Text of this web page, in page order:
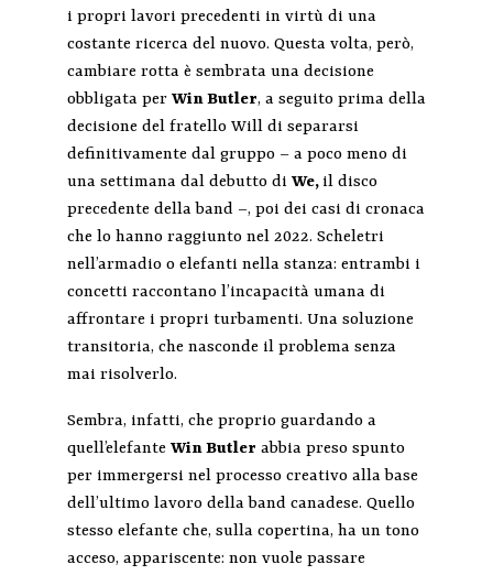
i propri lavori precedenti in virtù di una
costante ricerca del nuovo. Questa volta, però,
cambiare rotta è sembrata una decisione
obbligata per Win Butler, a seguito prima della
decisione del fratello Will di separarsi
definitivamente dal gruppo – a poco meno di
una settimana dal debutto di We, il disco
precedente della band –, poi dei casi di cronaca
che lo hanno raggiunto nel 2022. Scheletri
nell’armadio o elefanti nella stanza: entrambi i
concetti raccontano l’incapacità umana di
affrontare i propri turbamenti. Una soluzione
transitoria, che nasconde il problema senza
mai risolverlo.
Sembra, infatti, che proprio guardando a
quell’elefante Win Butler abbia preso spunto
per immergersi nel processo creativo alla base
dell’ultimo lavoro della band canadese. Quello
stesso elefante che, sulla copertina, ha un tono
acceso, appariscente: non vuole passare